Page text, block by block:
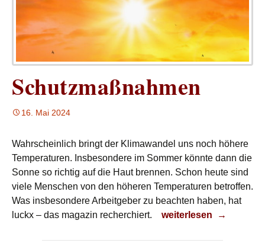
Schutzmaßnahmen
16. Mai 2024
Wahrscheinlich bringt der Klimawandel uns noch höhere
Temperaturen. Insbesondere im Sommer könnte dann die
Sonne so richtig auf die Haut brennen. Schon heute sind
viele Menschen von den höheren Temperaturen betroffen.
Was insbesondere Arbeitgeber zu beachten haben, hat
luckx – das magazin recherchiert.
Schutzmaßnahmen
weiterlesen →